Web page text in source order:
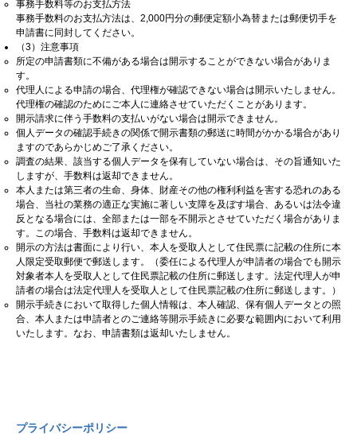
事務手数料等のお支払方法
事務手数料のお支払方法は、2,000円分の郵便定額小為替または郵便切手を
申請書に同封してください。
（3）注意事項
所定の申請書類に不備がある場合は開示することができない場合がありま
す。
代理人による申請の場合、代理権が確認できない場合は開示いたしません。
代理権の確認のためにご本人に連絡させていただくことがあります。
開示請求に伴う手数料の支払いがない場合は開示できません。
個人データの確認手続きの関係で開示書類の郵送に時間がかかる場合があり
ますのであらかじめご了承ください。
調査の結果、該当する個人データを保有していない場合は、その旨通知いた
しますが、手数料は返却できません。
本人または第三者の生命、身体、財産その他の権利利益を害する恐れのある
場合、当社の業務の適正な実施に著しい支障を及ぼす場合、あるいは法令違
反となる場合には、全部または一部を不開示とさせていただく場合がありま
す。この場合、手数料は返却できません。
開示の方法は書面により行い、本人を受取人として住民票に記載の住所に本
人限定受取郵便で郵送します。（委任による代理人が申請者の場合でも開示
対象者本人を受取人として住民票記載の住所に郵送します。法定代理人が申
請者の場合は法定代理人を受取人として住民票記載の住所に郵送します。）
開示手続きにおいて取得した個人情報は、本人確認、保有個人データとの照
合、本人または申請者とのご連絡等開示手続きに必要な範囲内において利用
いたします。なお、申請書類は返却いたしません。
プライバシーポリシー